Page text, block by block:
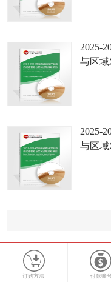
2025-
与区
2025-
与区
订购方法 付款账